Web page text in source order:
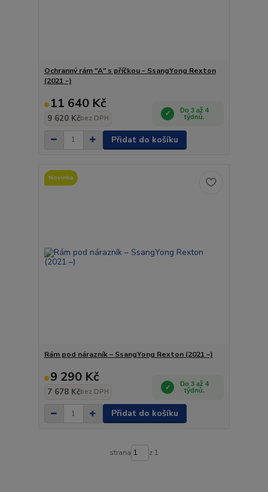
Ochranný rám "A" s příčkou - SsangYong Rexton
(2021 -)
11 640 Kč
9 620 Kčbez DPH
Do 3 až 4
týdnů.
Přidat do košíku
Novinka
Rám pod nárazník – SsangYong Rexton (2021 –)
9 290 Kč
7 678 Kčbez DPH
Do 3 až 4
týdnů.
Přidat do košíku
strana z 1